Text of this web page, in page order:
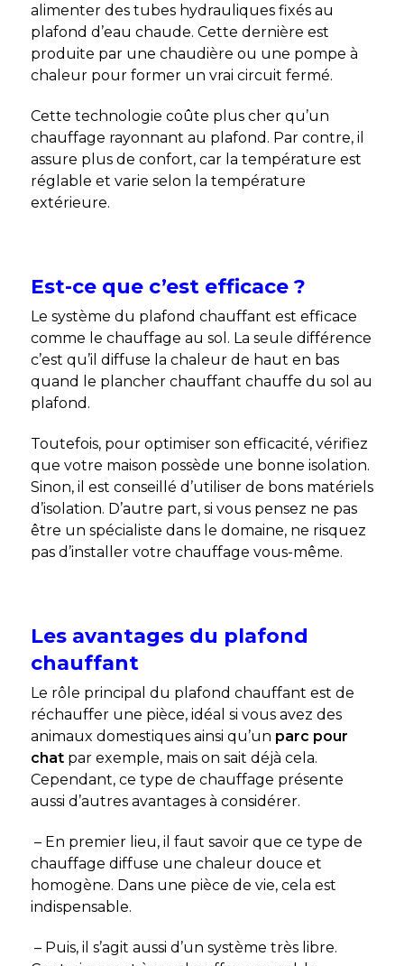
alimenter des tubes hydrauliques fixés au
plafond d’eau chaude. Cette dernière est
produite par une chaudière ou une pompe à
chaleur pour former un vrai circuit fermé.
Cette technologie coûte plus cher qu’un
chauffage rayonnant au plafond. Par contre, il
assure plus de confort, car la température est
réglable et varie selon la température
extérieure.
Est-ce que c’est efficace ?
Le système du plafond chauffant est efficace
comme le chauffage au sol. La seule différence
c’est qu’il diffuse la chaleur de haut en bas
quand le plancher chauffant chauffe du sol au
plafond.
Toutefois, pour optimiser son efficacité, vérifiez
que votre maison possède une bonne isolation.
Sinon, il est conseillé d’utiliser de bons matériels
d’isolation. D’autre part, si vous pensez ne pas
être un spécialiste dans le domaine, ne risquez
pas d’installer votre chauffage vous-même.
Les avantages du plafond
chauffant
Le rôle principal du plafond chauffant est de
réchauffer une pièce, idéal si vous avez des
animaux domestiques ainsi qu’un parc pour
chatpar exemple, mais on sait déjà cela.
Cependant, ce type de chauffage présente
aussi d’autres avantages à considérer.
– En premier lieu, il faut savoir que ce type de
chauffage diffuse une chaleur douce et
homogène. Dans une pièce de vie, cela est
indispensable.
– Puis, il s’agit aussi d’un système très libre.